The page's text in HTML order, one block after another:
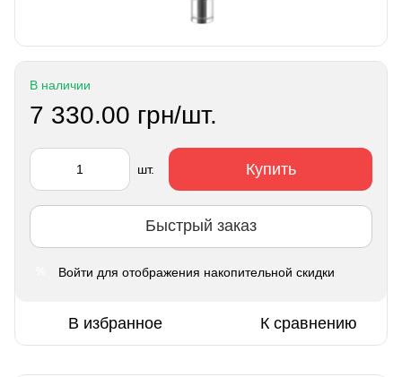
В наличии
7 330.00 грн/шт.
шт. Купить
Быстрый заказ
Войти для отображения накопительной скидки
В избранное К сравнению